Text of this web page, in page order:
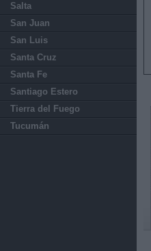
Salta
San Juan
San Luis
Santa Cruz
Santa Fe
Santiago Estero
Tierra del Fuego
Tucumán